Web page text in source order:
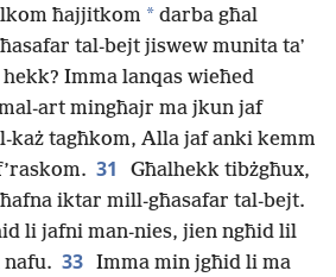
ħajjitkom * darba għal
tal-bejt jiswew munita taʼ
Imma lanqas wieħed
art mingħajr ma jkun jaf
każ tagħkom, Alla jaf anki kemm
31
Għalhekk tibżgħux,
iktar mill-għasafar tal-bejt.
li jafni man-nies, jien ngħid lil
nafu. 33 Imma min jgħid li ma